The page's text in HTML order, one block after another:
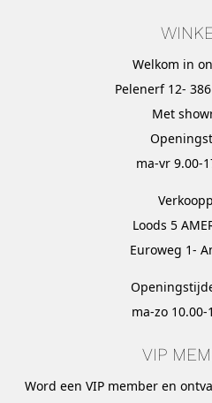
Welkom in
Pelenerf 12-
Met
ma-vr 9.00-
Loods 5
Euroweg 1-
ma-zo
VIP
Word een VIP member en